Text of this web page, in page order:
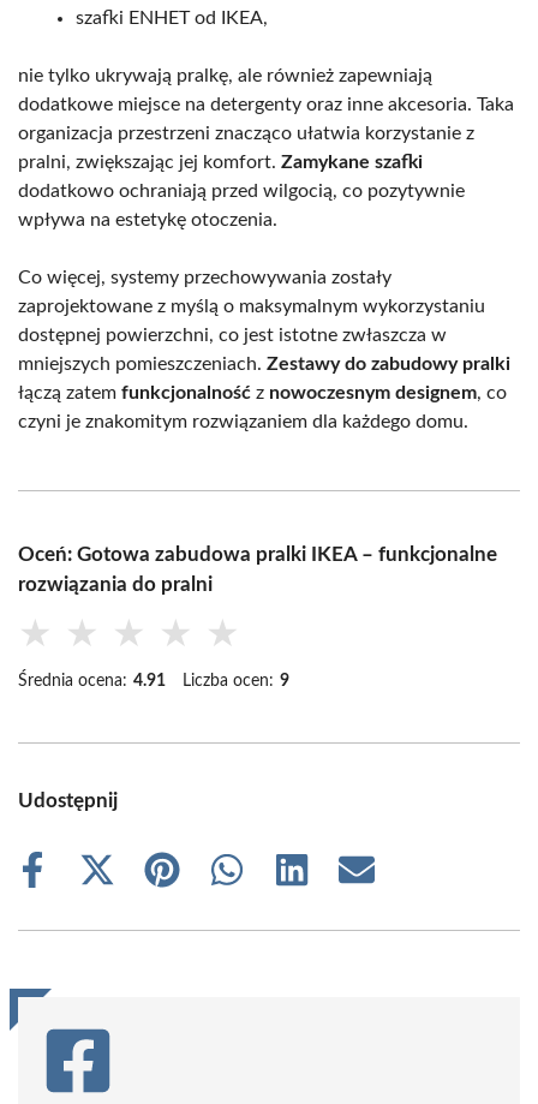
szafki ENHET od IKEA,
nie tylko ukrywają pralkę, ale również zapewniają
dodatkowe miejsce na detergenty oraz inne akcesoria. Taka
organizacja przestrzeni znacząco ułatwia korzystanie z
pralni, zwiększając jej komfort. Zamykane szafki
dodatkowo ochraniają przed wilgocią, co pozytywnie
wpływa na estetykę otoczenia.
Co więcej, systemy przechowywania zostały
zaprojektowane z myślą o maksymalnym wykorzystaniu
dostępnej powierzchni, co jest istotne zwłaszcza w
mniejszych pomieszczeniach. Zestawy do zabudowy pralki
łączą zatem funkcjonalność z nowoczesnym designem, co
czyni je znakomitym rozwiązaniem dla każdego domu.
Oceń: Gotowa zabudowa pralki IKEA – funkcjonalne
rozwiązania do pralni
★ ★ ★ ★ ★
Średnia ocena: 4.91 Liczba ocen: 9
Udostępnij
Share
Share
(Twitter)
Share
Share
Share
Share